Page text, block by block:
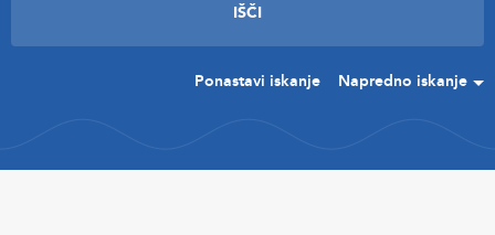
Ponastavi iskanje Napredno iskanje